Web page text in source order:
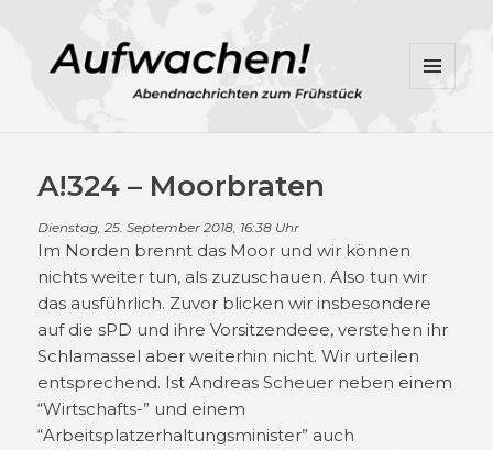
WIDGETS
A!324 – Moorbraten
Dienstag, 25. September 2018, 16:38 Uhr
Im Norden brennt das Moor und wir können
nichts weiter tun, als zuzuschauen. Also tun wir
das ausführlich. Zuvor blicken wir insbesondere
auf die sPD und ihre Vorsitzendeee, verstehen ihr
Schlamassel aber weiterhin nicht. Wir urteilen
entsprechend. Ist Andreas Scheuer neben einem
“Wirtschafts-” und einem
“Arbeitsplatzerhaltungsminister” auch